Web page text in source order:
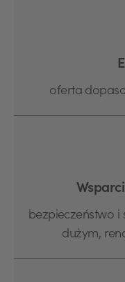
oferta
bezpieczeństwo i
dużym,